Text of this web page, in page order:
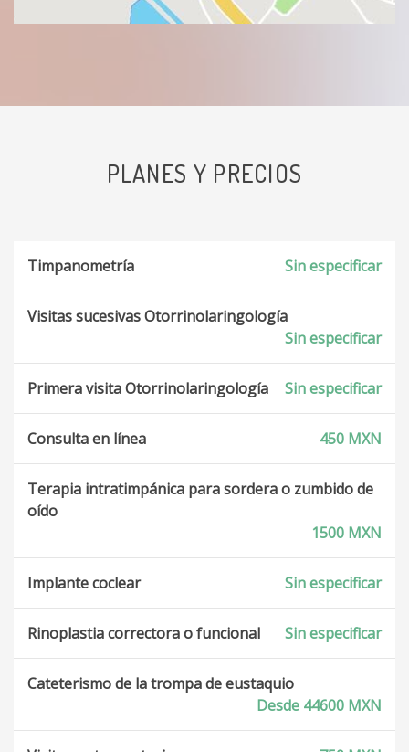
PLANES Y PRECIOS
Timpanometría Sin especificar
Visitas sucesivas Otorrinolaringología
Sin especificar
Primera visita Otorrinolaringología Sin especificar
Consulta en línea 450 MXN
Terapia intratimpánica para sordera o zumbido de
oído
1500 MXN
Implante coclear Sin especificar
Rinoplastia correctora o funcional Sin especificar
Cateterismo de la trompa de eustaquio
Desde 44600 MXN